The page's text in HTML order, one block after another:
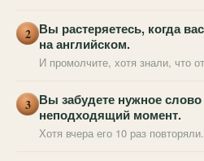
2 Вы растеряетесь, когда
на английском.
И промолчите, хотя знали, что
3 Вы забудете нужное
неподходящий момент.
Хотя вчера его 10 раз повторяли.